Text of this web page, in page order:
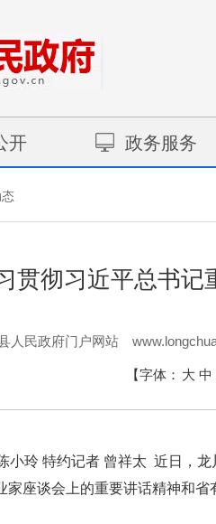
开 政务服务
贯彻习近平总书记
人民政府门户网站
【字体： 大 中
玲 特约记者 曾祥太 近日，龙
家座谈会上的重要讲话精神和